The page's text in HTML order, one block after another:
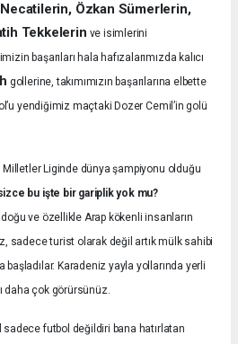
Özkan Sümerlerin,
Tekkelerin ve isimlerini
başarıları hala hafızalarımızda kalıcı
gollerine, takımımızın başarılarına elbette
yendiğimiz maçtaki Dozer Cemil’in golü
Milletler Liginde dünya şampiyonu olduğu
bu işte bir gariplik yok mu?
ve özellikle Arap kökenli insanların
sadece turist olarak değil artık mülk sahibi
başladılar. Karadeniz yayla yollarında yerli
daha çok görürsünüz.
futbol değildiri bana hatırlatan